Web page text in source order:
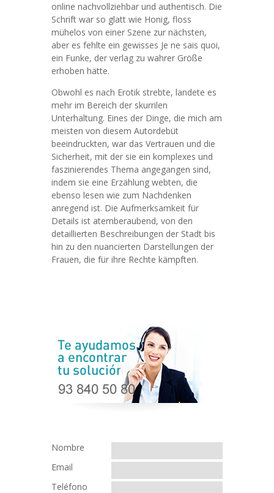
online nachvollziehbar und authentisch. Die
Schrift war so glatt wie Honig, floss
mühelos von einer Szene zur nächsten,
aber es fehlte ein gewisses Je ne sais quoi,
ein Funke, der verlag zu wahrer Größe
erhoben hätte.
Obwohl es nach Erotik strebte, landete es
mehr im Bereich der skurrilen
Unterhaltung. Eines der Dinge, die mich am
meisten von diesem Autordebüt
beeindruckten, war das Vertrauen und die
Sicherheit, mit der sie ein komplexes und
faszinierendes Thema angegangen sind,
indem sie eine Erzählung webten, die
ebenso lesen wie zum Nachdenken
anregend ist. Die Aufmerksamkeit für
Details ist atemberaubend, von den
detaillierten Beschreibungen der Stadt bis
hin zu den nuancierten Darstellungen der
Frauen, die für ihre Rechte kämpften.
Nombre
Email
Teléfono